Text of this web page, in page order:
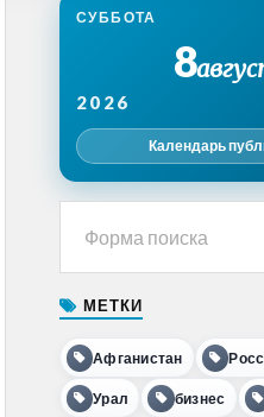
СУББОТА
8
2026
Календарь
МЕТКИ
Афганистан
Урал бизнес